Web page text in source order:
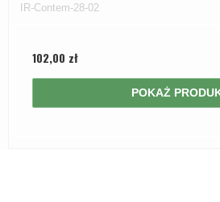
IR-Contem-28-02
102,00 zł
POKAŻ